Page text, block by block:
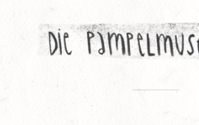
Zum
Inhalt